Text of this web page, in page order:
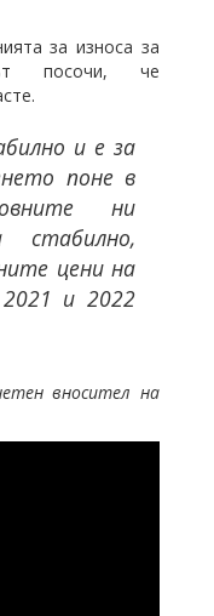
за износа за
посочи, че
и е за
поне в
ни
стабилно,
цени на
2021 и 2022
вносител на